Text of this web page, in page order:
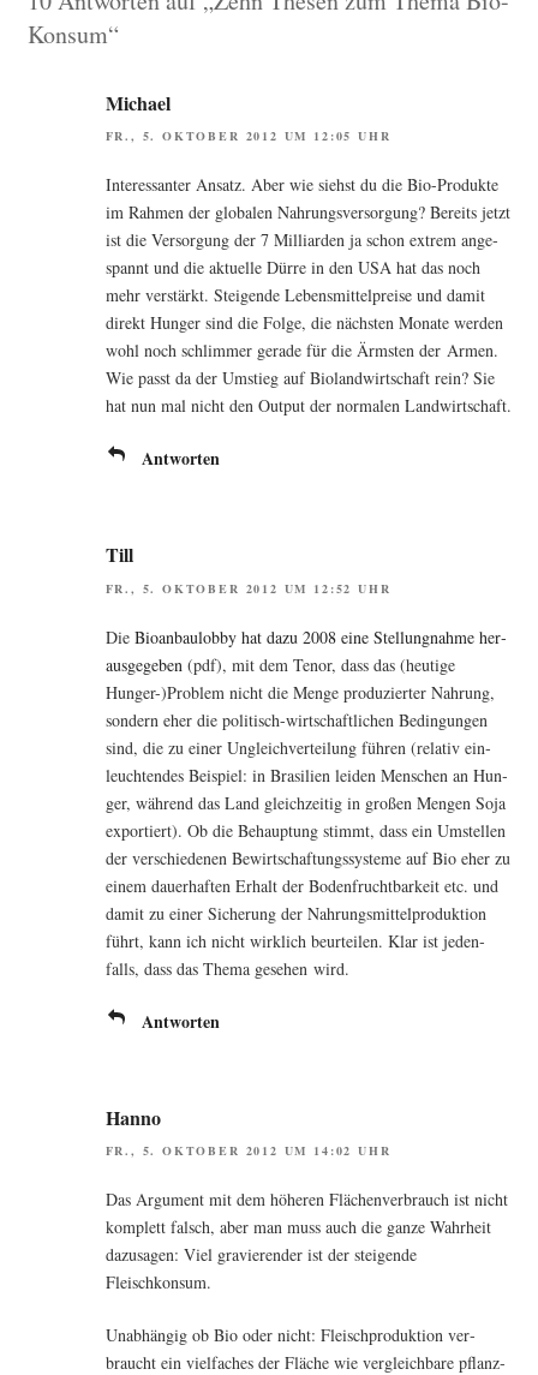
Konsum“
Michael
FR., 5. OKTOBER 2012 UM 12:05 UHR
Inter­es­san­ter Ansatz. Aber wie siehst du die Bio-Pro­duk­te
im Rah­men der glo­ba­len Nah­rungs­ver­sor­gung? Bereits jetzt
ist die Ver­sor­gung der 7 Mil­li­ar­den ja schon extrem ange­
spannt und die aktu­el­le Dür­re in den USA hat das noch
mehr ver­stärkt. Stei­gen­de Lebens­mit­tel­prei­se und damit
direkt Hun­ger sind die Fol­ge, die nächs­ten Mona­te wer­den
wohl noch schlim­mer gera­de für die Ärms­ten der Armen.
Wie passt da der Umstieg auf Bio­land­wirt­schaft rein? Sie
hat nun mal nicht den Out­put der nor­ma­len Landwirtschaft.
Antworten
Till
FR., 5. OKTOBER 2012 UM 12:52 UHR
Die Bio­an­bau­lob­by hat dazu 2008 eine Stel­lung­nah­me her­
aus­ge­ge­ben (pdf), mit dem Tenor, dass das (heu­ti­ge
Hunger-)Problem nicht die Men­ge pro­du­zier­ter Nah­rung,
son­dern eher die poli­tisch-wirt­schaft­li­chen Bedin­gun­gen
sind, die zu einer Ungleich­ver­tei­lung füh­ren (rela­tiv ein­
leuch­ten­des Bei­spiel: in Bra­si­li­en lei­den Men­schen an Hun­
ger, wäh­rend das Land gleich­zei­tig in gro­ßen Men­gen Soja
expor­tiert). Ob die Behaup­tung stimmt, dass ein Umstel­len
der ver­schie­de­nen Bewirt­schaf­tungs­sys­te­me auf Bio eher zu
einem dau­er­haf­ten Erhalt der Boden­frucht­bar­keit etc. und
damit zu einer Siche­rung der Nah­rungs­mit­tel­pro­duk­ti­on
führt, kann ich nicht wirk­lich beur­tei­len. Klar ist jeden­
falls, dass das The­ma gese­hen wird.
Antworten
Hanno
FR., 5. OKTOBER 2012 UM 14:02 UHR
Das Argu­ment mit dem höhe­ren Flä­chen­ver­brauch ist nicht
kom­plett falsch, aber man muss auch die gan­ze Wahr­heit
dazu­sa­gen: Viel gra­vie­ren­der ist der stei­gen­de
Fleischkonsum.
Unab­hän­gig ob Bio oder nicht: Fleisch­pro­duk­ti­on ver­
braucht ein viel­fa­ches der Flä­che wie ver­gleich­ba­re pflanz­